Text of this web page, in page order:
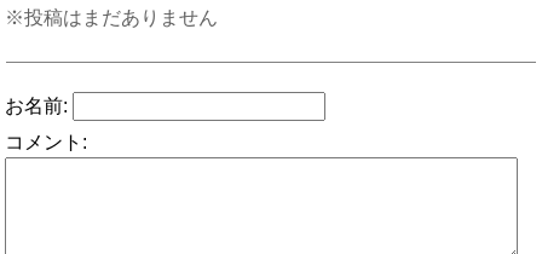
※投稿はまだありません
お名前:
コメント: